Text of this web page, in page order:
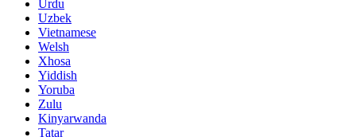
Urdu
Uzbek
Vietnamese
Welsh
Xhosa
Yiddish
Yoruba
Zulu
Kinyarwanda
Tatar